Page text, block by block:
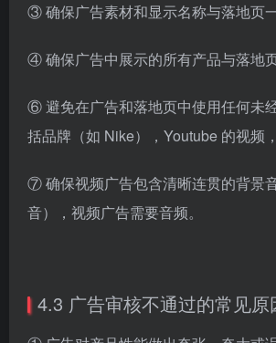
③ 确保广告素材和显示名称与落地页
④ 确保广告中展示的所有产品与落地
⑥ 避免在广告和落地页中使用任何未
括品牌（如 Nike），Youtube 的视频
⑦ 确保视频广告包含清晰连贯的背景
音），视频广告需要音频。
4.3 广告审核不通过的常见原